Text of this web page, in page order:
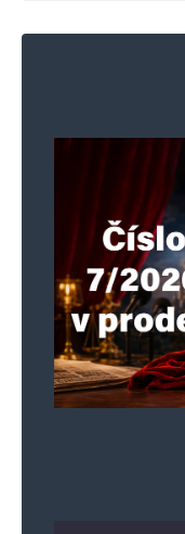
Uložit do prohlížeče
Informujte mě o nových
Alternative: